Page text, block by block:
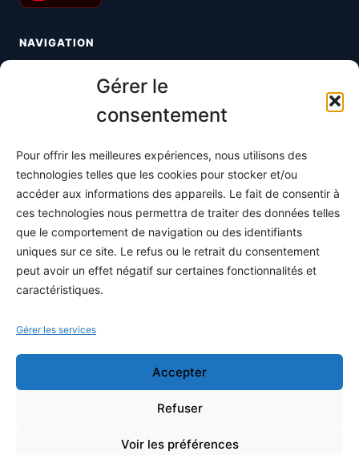
Gérer le
consentement
Pour offrir les meilleures expériences, nous utilisons des
technologies telles que les cookies pour stocker et/ou
accéder aux informations des appareils. Le fait de consentir à
ces technologies nous permettra de traiter des données telles
que le comportement de navigation ou des identifiants
uniques sur ce site. Le refus ou le retrait du consentement
peut avoir un effet négatif sur certaines fonctionnalités et
caractéristiques.
Gérer les services
Accepter
Refuser
Voir les préférences
NAVIGATION
Toutes les maths
S'abonner
À propos
Contact / Support
Mes publications
INFORMATIONS LÉGALES
Conditions générales de vente